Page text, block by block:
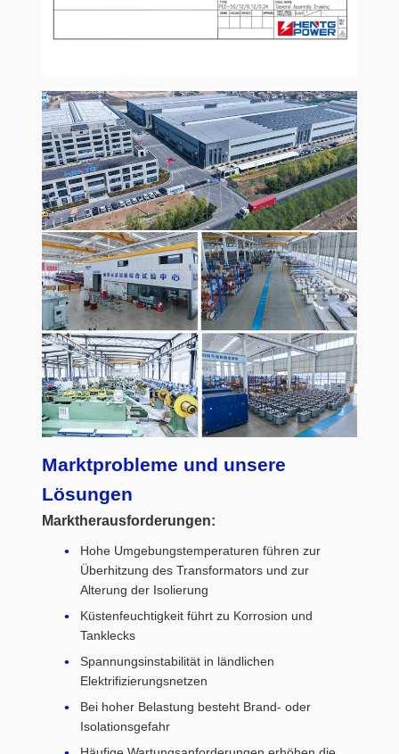
Marktprobleme und unsere
Lösungen
Marktherausforderungen:
Hohe Umgebungstemperaturen führen zur
Überhitzung des Transformators und zur
Alterung der Isolierung
Küstenfeuchtigkeit führt zu Korrosion und
Tanklecks
Spannungsinstabilität in ländlichen
Elektrifizierungsnetzen
Bei hoher Belastung besteht Brand- oder
Isolationsgefahr